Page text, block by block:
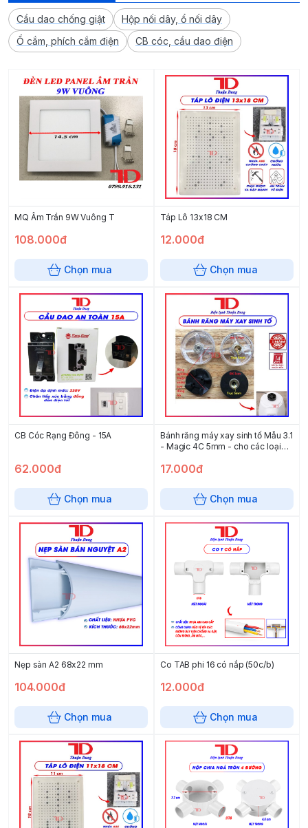
Cầu dao chống giật
Hộp nối dây, ổ nối dây
Ổ cắm, phích cắm điện
CB cóc, cầu dao điện
MQ Âm Trần 9W Vuông T
108.000đ
Chọn mua
Táp Lô 13x18 CM
12.000đ
Chọn mua
CB Cóc Rạng Đông - 15A
62.000đ
Chọn mua
Bánh răng máy xay sinh tố Mẫu 3.1
- Magic 4C 5mm - cho các loại
17.000đ
Chọn mua
Nẹp sàn A2 68x22 mm
104.000đ
Chọn mua
Co TAB phi 16 có nắp (50c/b)
12.000đ
Chọn mua